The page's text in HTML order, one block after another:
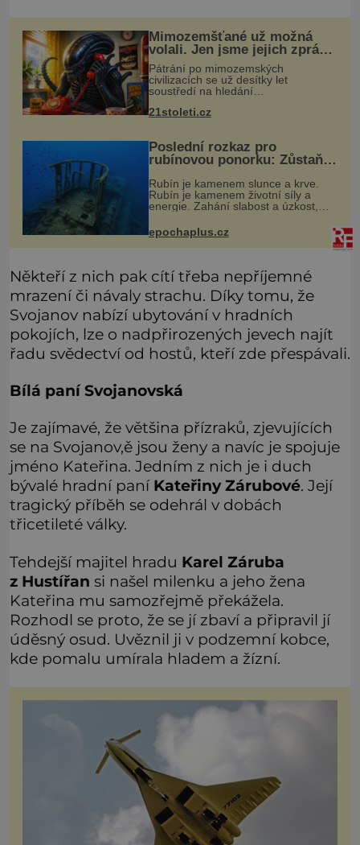
Mimozemšťané už možná
volali. Jen jsme jejich zprávu
nedokázali rozpoznat
Pátrání po mimozemských
civilizacích se už desítky let
soustředí na hledání
které by příroda sama vytvořila jen
21stoleti.cz
Poslední rozkaz pro
rubínovou ponorku: Zůstaňte
Rubín je kamenem slunce a krve.
Rubín je kamenem životní síly a
energie. Zahání slabost a úzkost,
jménem pro neživý stroj, kterému
člověk prokázal čest nezmizet v tavic
epochaplus.cz
Někteří z nich pak cítí třeba nepříjemné
mrazení či návaly strachu. Díky tomu, že
Svojanov nabízí ubytování v hradních
pokojích, lze o nadpřirozených jevech najít
řadu svědectví od hostů, kteří zde přespávali.
Bílá paní Svojanovská
Je zajímavé, že většina přízraků, zjevujících
se na Svojanov,ě jsou ženy a navíc je spojuje
jméno Kateřina. Jedním z nich je i duch
bývalé hradní paní Kateřiny Zárubové. Její
tragický příběh se odehrál v dobách
třicetileté války.
Tehdejší majitel hradu Karel Záruba
z Hustířan si našel milenku a jeho žena
Kateřina mu samozřejmě překážela.
Rozhodl se proto, že se jí zbaví a připravil jí
úděsný osud. Uvěznil ji v podzemní kobce,
kde pomalu umírala hladem a žízní.